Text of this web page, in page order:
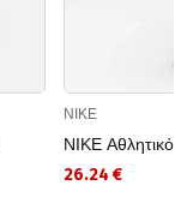
NIKE
NIKE Αθλητικό
26.24 €